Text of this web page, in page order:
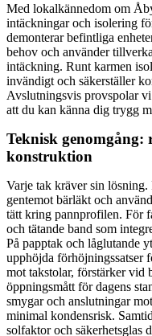
Med lokalkännedom om
intäckningar och isolering
demonterar befintliga
behov och använder
intäckning. Runt karmen
invändigt och säkerställer
Avslutningsvis provspolar
att du kan känna dig trygg
Teknisk
konstruktion
Varje tak kräver sin
gentemot bärläkt och
tätt kring pannprofilen. För
och tätande band som
På papptak och låglutande
upphöjda förhöjningssatser
mot takstolar, förstärker vid
öppningsmått för dagens
smygar och anslutningar
minimal kondensrisk.
solfaktor och säkerhetsglas